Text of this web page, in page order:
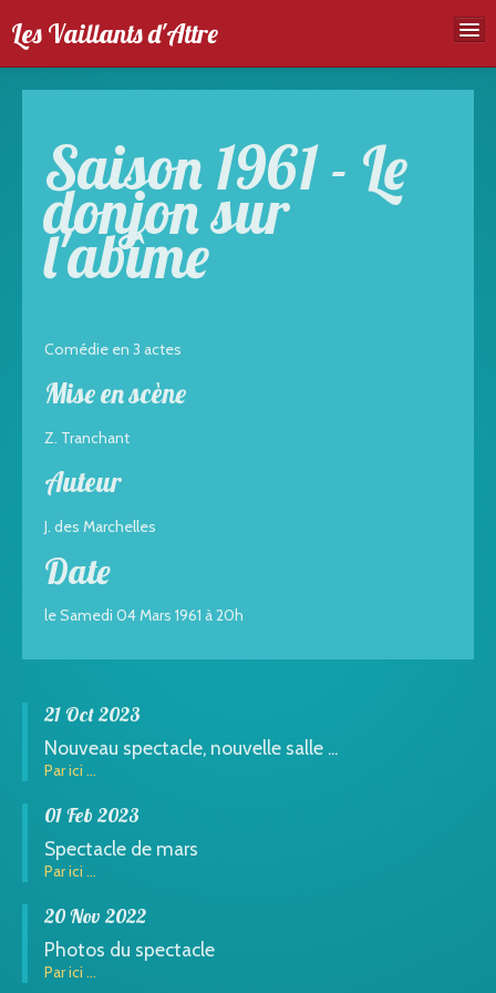
Les Vaillants d'Attre
Spectales
Agenda
Galeries photos
Saison 1961 - Le
donjon sur
l'abîme
Comédie en 3 actes
Mise en scène
Z. Tranchant
Auteur
J. des Marchelles
Date
le Samedi 04 Mars 1961 à 20h
21 Oct 2023
Nouveau spectacle, nouvelle salle ...
Par ici ...
01 Feb 2023
Spectacle de mars
Par ici ...
20 Nov 2022
Photos du spectacle
Par ici ...